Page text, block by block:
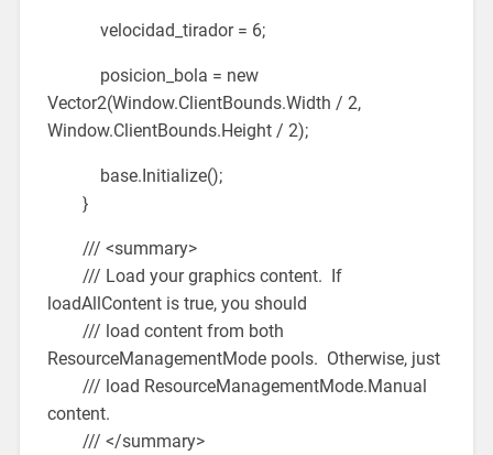
velocidad_tirador = 6;
posicion_bola = new
Vector2(Window.ClientBounds.Width / 2,
Window.ClientBounds.Height / 2);
base.Initialize();
}
/// <summary>
/// Load your graphics content. If
loadAllContent is true, you should
/// load content from both
ResourceManagementMode pools. Otherwise, just
/// load ResourceManagementMode.Manual
content.
/// </summary>